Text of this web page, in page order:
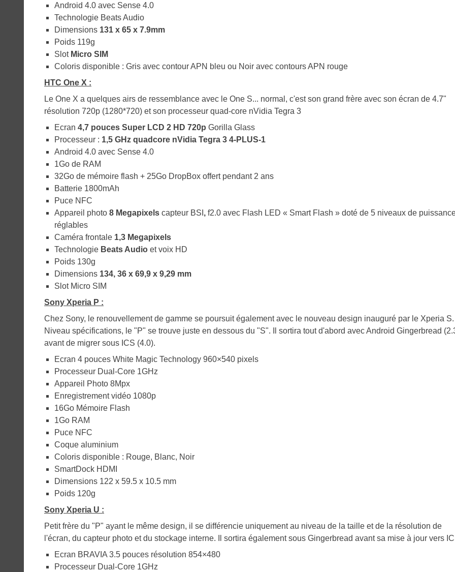
Android 4.0 avec Sense 4.0
Technologie Beats Audio
Dimensions 131 x 65 x 7.9mm
Poids 119g
Slot Micro SIM
Coloris disponible : Gris avec contour APN bleu ou Noir avec contours APN rouge
HTC One X :
Le One X a quelques airs de ressemblance avec le One S... normal, c'est son grand frère avec son écran de 4.7"
résolution 720p (1280*720) et son processeur quad-core nVidia Tegra 3
Ecran 4,7 pouces Super LCD 2 HD 720p Gorilla Glass
Processeur : 1,5 GHz quadcore nVidia Tegra 3 4-PLUS-1
Android 4.0 avec Sense 4.0
1Go de RAM
32Go de mémoire flash + 25Go DropBox offert pendant 2 ans
Batterie 1800mAh
Puce NFC
Appareil photo 8 Megapixels capteur BSI , f2.0 avec Flash LED « Smart Flash » doté de 5 niveaux de
réglables
Caméra frontale 1,3 Megapixels
Technologie Beats Audio et voix HD
Poids 130g
Dimensions 134, 36 x 69,9 x 9,29 mm
Slot Micro SIM
Sony Xperia P :
Chez Sony, le renouvellement de gamme se poursuit également avec le nouveau design inauguré par le Xperia S.
Niveau spécifications, le "P" se trouve juste en dessous du "S". Il sortira tout d'abord avec Android Gingerbread
avant de migrer sous ICS (4.0).
Ecran 4 pouces White Magic Technology 960×540 pixels
Processeur Dual-Core 1GHz
Appareil Photo 8Mpx
Enregistrement vidéo 1080p
16Go Mémoire Flash
1Go RAM
Puce NFC
Coque aluminium
Coloris disponible : Rouge, Blanc, Noir
SmartDock HDMI
Dimensions 122 x 59.5 x 10.5 mm
Poids 120g
Sony Xperia U :
Petit frère du "P" ayant le même design, il se différencie uniquement au niveau de la taille et de la résolution de
l'écran, du capteur photo et du stockage interne. Il sortira également sous Gingerbread avant sa mise à jour vers
Ecran BRAVIA 3.5 pouces résolution 854×480
Processeur Dual-Core 1GHz